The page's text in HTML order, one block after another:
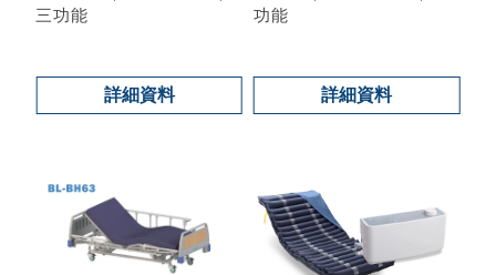
三功能
詳細資料
功能
詳細資料